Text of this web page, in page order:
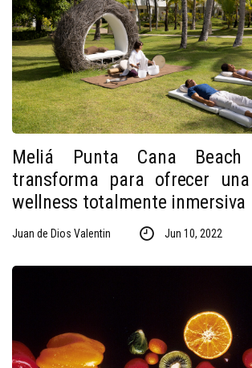
Meliá Punta Cana
transforma para ofrecer una
wellness totalmente inmersiva
Juan de Dios Valentin Jun 10, 2022